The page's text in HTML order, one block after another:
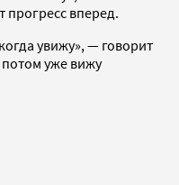
прогресс вперед.
увижу», — говорит
уже вижу